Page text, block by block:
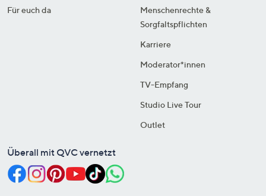
Für euch da
Menschenrechte &
Sorgfaltspflichten
Karriere
Moderator*innen
TV-Empfang
Studio Live Tour
Outlet
Überall mit QVC vernetzt